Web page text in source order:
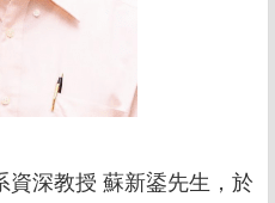
資深教授 蘇新鋈先生，於